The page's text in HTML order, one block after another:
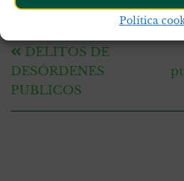
Política
DELITOS DE
DESÓRDENES
PUBLICOS